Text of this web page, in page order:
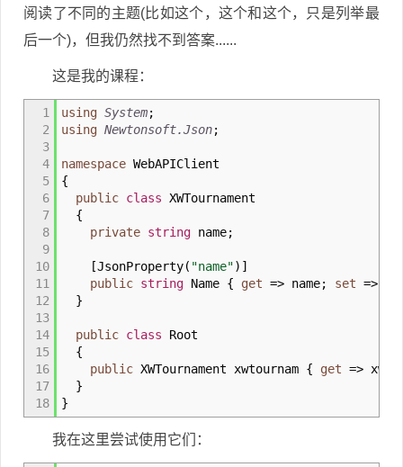
阅读了不同的主题(比如这个，这个和这个，只是列举最
后一个)，但我仍然找不到答案......
这是我的课程：
1
2
3
4
5
6
7
8
9
10
11
12
13
14
15
16
17
18
using System;
using Newtonsoft.Json;
namespace WebAPIClient
{
public class XWTournament
{
private string name;
[JsonProperty( "name") ]
public string Name { get => name; set =>
}
public class Root
{
public XWTournament xwtournam { get =>
}
}
我在这里尝试使用它们：